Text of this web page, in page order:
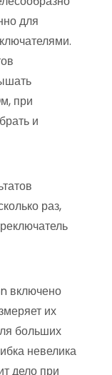
для
при
и
раз,
включено
их
больших
невелика
дело при